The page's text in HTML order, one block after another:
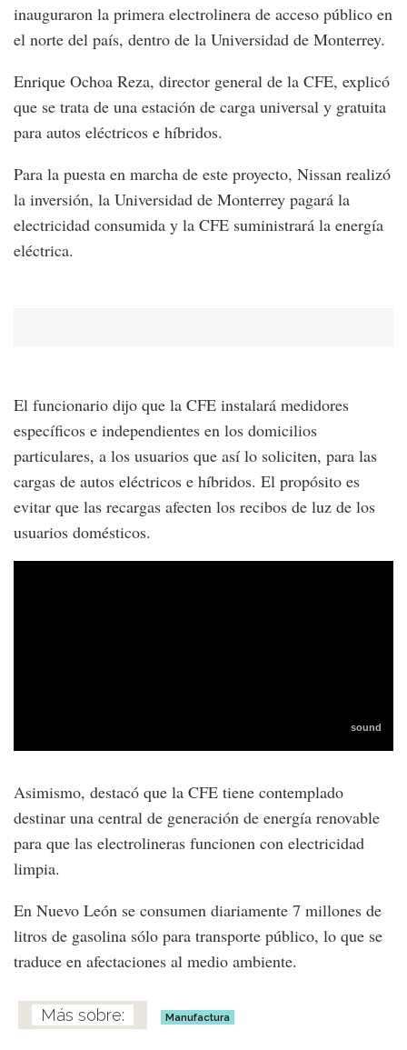
inauguraron la primera electrolinera de acceso público en
el norte del país, dentro de la Universidad de Monterrey.
Enrique Ochoa Reza, director general de la CFE, explicó
que se trata de una estación de carga universal y gratuita
para autos eléctricos e híbridos.
Para la puesta en marcha de este proyecto, Nissan realizó
la inversión, la Universidad de Monterrey pagará la
electricidad consumida y la CFE suministrará la energía
eléctrica.
El funcionario dijo que la CFE instalará medidores
específicos e independientes en los domicilios
particulares, a los usuarios que así lo soliciten, para las
cargas de autos eléctricos e híbridos. El propósito es
evitar que las recargas afecten los recibos de luz de los
usuarios domésticos.
Asimismo, destacó que la CFE tiene contemplado
destinar una central de generación de energía renovable
para que las electrolineras funcionen con electricidad
limpia.
En Nuevo León se consumen diariamente 7 millones de
litros de gasolina sólo para transporte público, lo que se
traduce en afectaciones al medio ambiente.
Manufactura